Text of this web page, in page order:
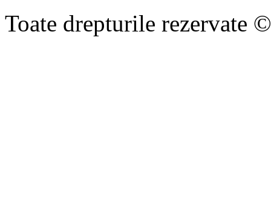
Toate drepturile rezervate